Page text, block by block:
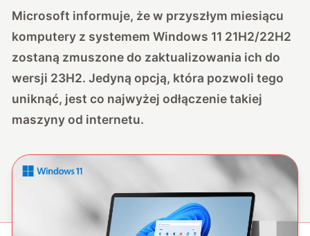
Microsoft informuje, że w przyszłym miesiącu
komputery z systemem Windows 11 21H2/22H2
zostaną zmuszone do zaktualizowania ich do
wersji 23H2. Jedyną opcją, która pozwoli tego
uniknąć, jest co najwyżej odłączenie takiej
maszyny od internetu.